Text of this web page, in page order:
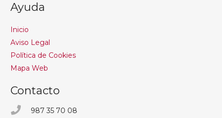
Ayuda
Inicio
Aviso Legal
Política de Cookies
Mapa Web
Contacto
987 35 70 08